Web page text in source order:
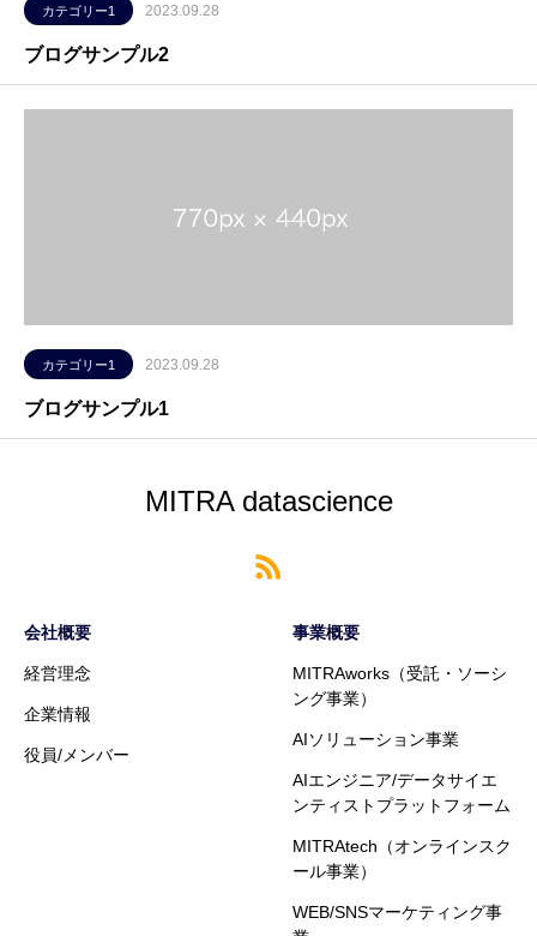
カテゴリー1 2023.09.28
ブログサンプル2
カテゴリー1 2023.09.28
ブログサンプル1
MITRA datascience
会社概要
経営理念
企業情報
役員/メンバー
事業概要
MITRAworks（受託・ソーシ
ング事業）
AIソリューション事業
AIエンジニア/データサイエ
ンティストプラットフォーム
MITRAtech（オンラインスク
ール事業）
WEB/SNSマーケティング事